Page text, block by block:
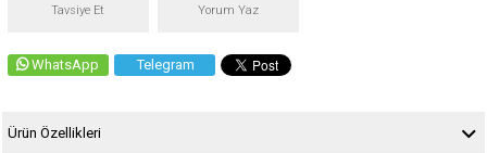
Tavsiye Et Yorum Yaz
WhatsApp Telegram
Ürün Özellikleri